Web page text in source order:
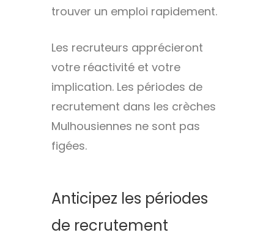
trouver un emploi rapidement.
Les recruteurs apprécieront
votre réactivité et votre
implication. Les périodes de
recrutement dans les crèches
Mulhousiennes ne sont pas
figées.
Anticipez les périodes
de recrutement